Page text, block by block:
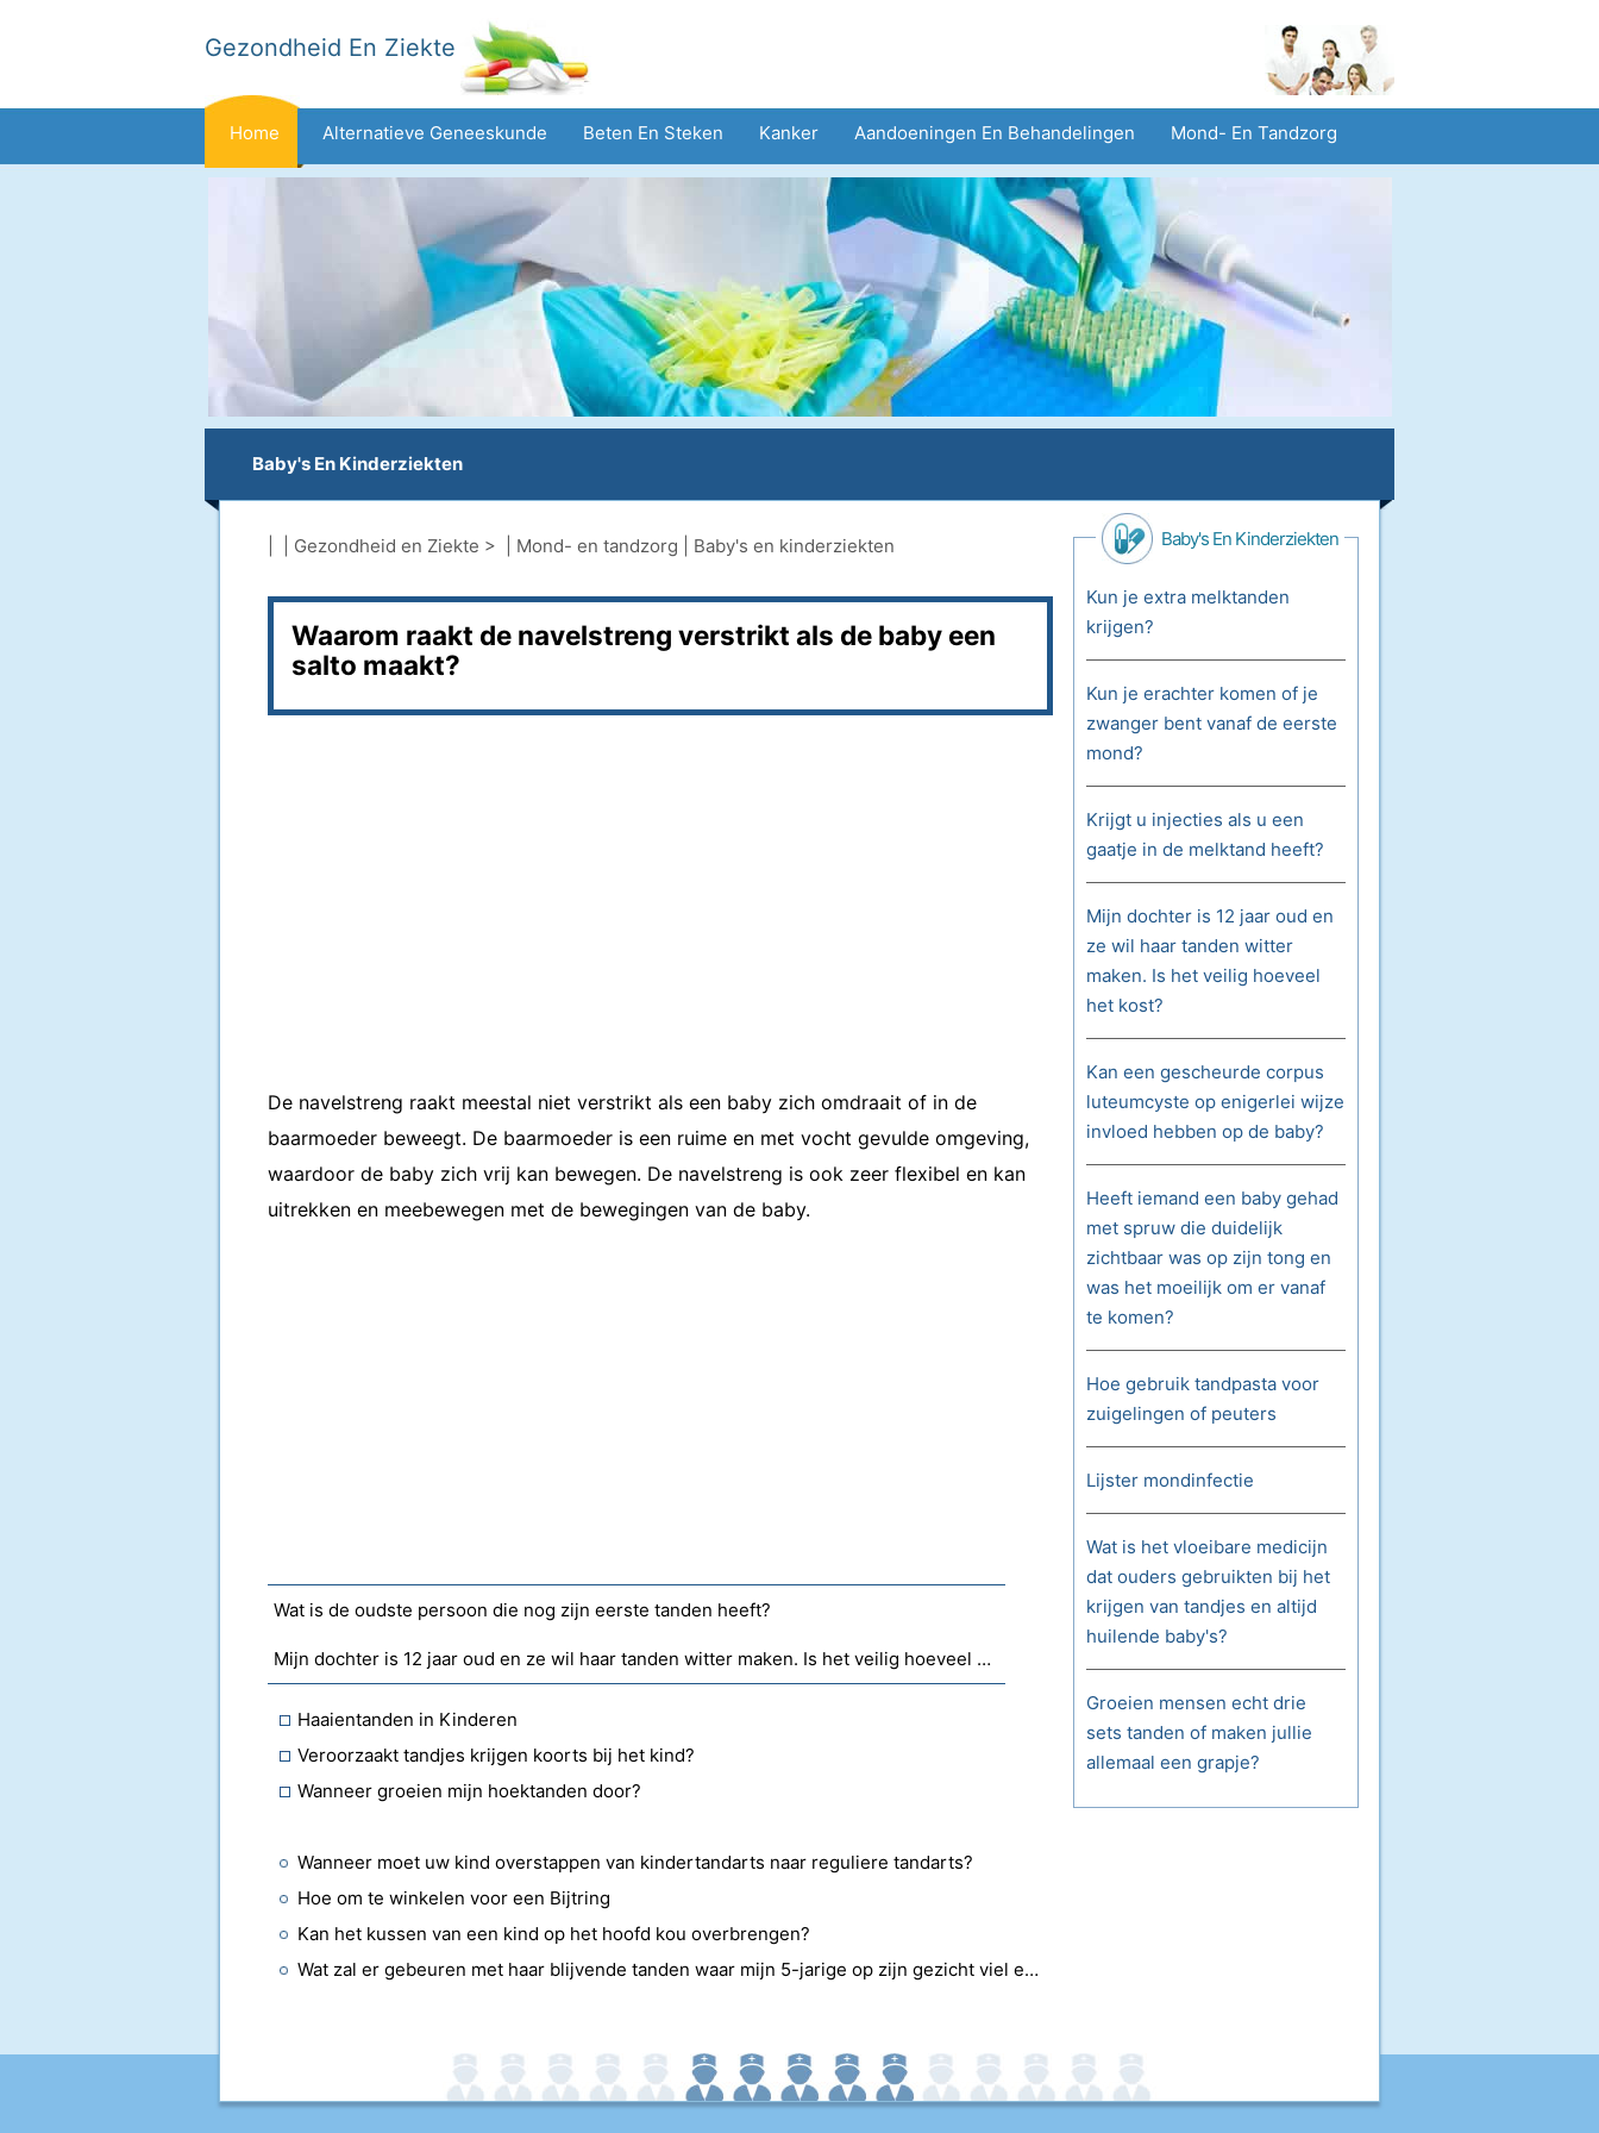
Gezondheid En Ziekte
Home Alternatieve Geneeskunde Beten En Steken Kanker Aandoeningen En Behandelingen Mond- En Tandzorg
Gezinsgezondheid Geestelijke Gezondheid Volksgezondheid En Veiligheid
Baby's En Kinderziekten
Gezondheid en Ziekte > | Mond- en tandzorg Baby's en kinderziekten
Waarom raakt de navelstreng verstrikt als de baby een
salto maakt?
De navelstreng raakt meestal niet verstrikt als een baby zich omdraait of in de
baarmoeder beweegt. De baarmoeder is een ruime en met vocht gevulde omgeving,
waardoor de baby zich vrij kan bewegen. De navelstreng is ook zeer flexibel en kan
uitrekken en meebewegen met de bewegingen van de baby.
Wat is de oudste persoon die nog zijn eerste tanden heeft?
Mijn dochter is 12 jaar oud en ze wil haar tanden witter maken. Is het veilig hoeveel het kost?
Haaientanden in Kinderen
Veroorzaakt tandjes krijgen koorts bij het kind?
Wanneer groeien mijn hoektanden door?
Wanneer moet uw kind overstappen van kindertandarts naar reguliere tandarts?
Hoe om te winkelen voor een Bijtring
Kan het kussen van een kind op het hoofd kou overbrengen?
Wat zal er gebeuren met haar blijvende tanden waar mijn 5-jarige op zijn gezicht viel en in het tandvlees werd geduwd?
Baby's En Kinderziekten
Kun je extra melktanden
krijgen?
Kun je erachter komen of je
zwanger bent vanaf de eerste
mond?
Krijgt u injecties als u een
gaatje in de melktand heeft?
Mijn dochter is 12 jaar oud en
ze wil haar tanden witter
maken. Is het veilig hoeveel
het kost?
Kan een gescheurde corpus
luteumcyste op enigerlei wijze
invloed hebben op de baby?
Heeft iemand een baby gehad
met spruw die duidelijk
zichtbaar was op zijn tong en
was het moeilijk om er vanaf
te komen?
Hoe gebruik tandpasta voor
zuigelingen of peuters
Lijster mondinfectie
Wat is het vloeibare medicijn
dat ouders gebruikten bij het
krijgen van tandjes en altijd
huilende baby's?
Groeien mensen echt drie
sets tanden of maken jullie
allemaal een grapje?